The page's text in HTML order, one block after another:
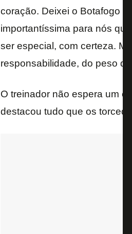
coração. Deixei o Botafogo
importantíssima para nós
ser especial, com certeza.
responsabilidade, do peso
O treinador não espera um
destacou tudo que os